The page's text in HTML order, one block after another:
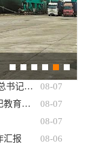
区县动态
市委常委会召开会议 认真学习贯彻习近平总书记重要讲话重要指示精神 研究部署经济发展、科技创新、审计等工作
08-07
汕头市领导干部警示教育会暨党章党规党纪教育培训班召开
08-07
08-07
汇报
08-06